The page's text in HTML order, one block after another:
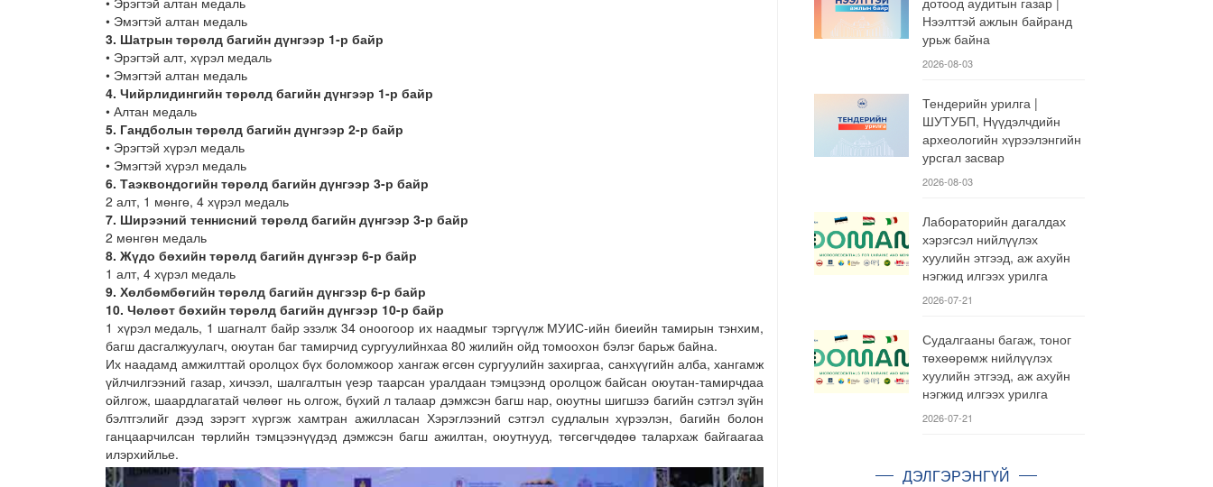
• Эмэгтэй алтан медаль
3. Шатрын төрөлд багийн дүнгээр 1-р байр
• Эрэгтэй алт, хүрэл медаль
• Эмэгтэй алтан медаль
4. Чийрлидингийн төрөлд багийн дүнгээр 1-р байр
• Алтан медаль
5. Гандболын төрөлд багийн дүнгээр 2-р байр
• Эрэгтэй хүрэл медаль
• Эмэгтэй хүрэл медаль
6. Таэквондогийн төрөлд багийн дүнгээр 3-р байр
2 алт, 1 мөнгө, 4 хүрэл медаль
7. Ширээний теннисний төрөлд багийн дүнгээр 3-р байр
2 мөнгөн медаль
8. Жүдо бөхийн төрөлд багийн дүнгээр 6-р байр
1 алт, 4 хүрэл медаль
9. Хөлбөмбөгийн төрөлд багийн дүнгээр 6-р байр
10. Чөлөөт бөхийн төрөлд багийн дүнгээр 10-р байр
1 хүрэл медаль, 1 шагналт байр эзэлж 34 оноогоор их наадмыг тэргүүлж МУИС-ийн биеийн тамирын тэнхим,
багш дасгалжуулагч, оюутан баг тамирчид сургуулийнхаа 80 жилийн ойд томоохон бэлэг барьж байна.
Их наадамд амжилттай оролцох бүх боломжоор хангаж өгсөн сургуулийн захиргаа, санхүүгийн алба, хангамж
үйлчилгээний газар, хичээл, шалгалтын үеэр таарсан уралдаан тэмцээнд оролцож байсан оюутан-тамирчдаа
ойлгож, шаардлагатай чөлөөг нь олгож, бүхий л талаар дэмжсэн багш нар, оюутны шигшээ багийн сэтгэл зүйн
бэлтгэлийг дээд зэрэгт хүргэж хамтран ажилласан Хэрэглээний сэтгэл судлалын хүрээлэн, багийн болон
ганцаарчилсан төрлийн тэмцээнүүдэд дэмжсэн багш ажилтан, оюутнууд, төгсөгчдөдөө талархаж байгаагаа
илэрхийлье.
Нээлттэй ажлын байранд
урьж байна
2026-08-03
Тендерийн урилга |
ШУТУБП, Нүүдэлчдийн
археологийн хүрээлэнгийн
урсгал засвар
2026-08-03
Лабораторийн дагалдах
хэрэгсэл нийлүүлэх
хуулийн этгээд, аж ахуйн
нэгжид илгээх урилга
2026-07-21
Судалгааны багаж, тоног
төхөөрөмж нийлүүлэх
хуулийн этгээд, аж ахуйн
нэгжид илгээх урилга
2026-07-21
ДЭЛГЭРЭНГҮЙ